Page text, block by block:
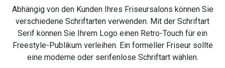
Abhängig von den Kunden Ihres Friseursalons können Sie
verschiedene Schriftarten verwenden. Mit der Schriftart
Serif können Sie Ihrem Logo einen Retro-Touch für ein
Freestyle-Publikum verleihen. Ein formeller Friseur sollte
eine moderne oder serifenlose Schriftart wählen.